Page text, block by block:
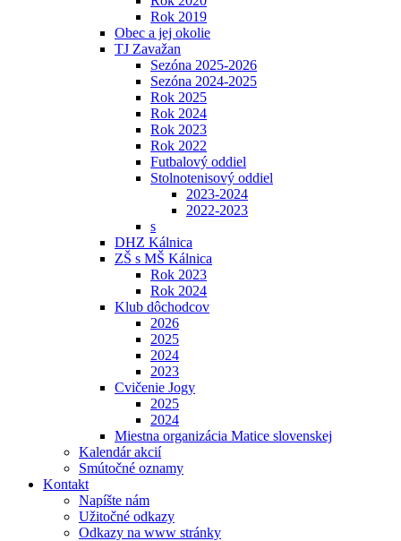
Rok 2019
Obec a jej okolie
TJ Zavažan
Sezóna 2025-2026
Sezóna 2024-2025
Rok 2025
Rok 2024
Rok 2023
Rok 2022
Futbalový oddiel
Stolnotenisový oddiel
2023-2024
2022-2023
s
DHZ Kálnica
ZŠ s MŠ Kálnica
Rok 2023
Rok 2024
Klub dôchodcov
2026
2025
2024
2023
Cvičenie Jogy
2025
2024
Miestna organizácia Matice slovenskej
Kalendár akcií
Smútočné oznamy
Kontakt
Napíšte nám
Užitočné odkazy
Odkazy na www stránky